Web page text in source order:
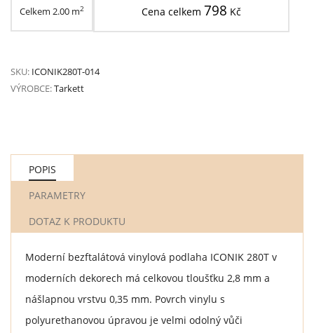
Celkem 2.00 m2 Cena celkem 798 Kč
SKU: ICONIK280T-014
VÝROBCE:Tarkett
POPIS
PARAMETRY
DOTAZ K PRODUKTU
Moderní bezftalátová vinylová podlaha ICONIK 280T v
moderních dekorech má celkovou tloušťku 2,8 mm a
nášlapnou vrstvu 0,35 mm. Povrch vinylu s
polyurethanovou úpravou je velmi odolný vůči